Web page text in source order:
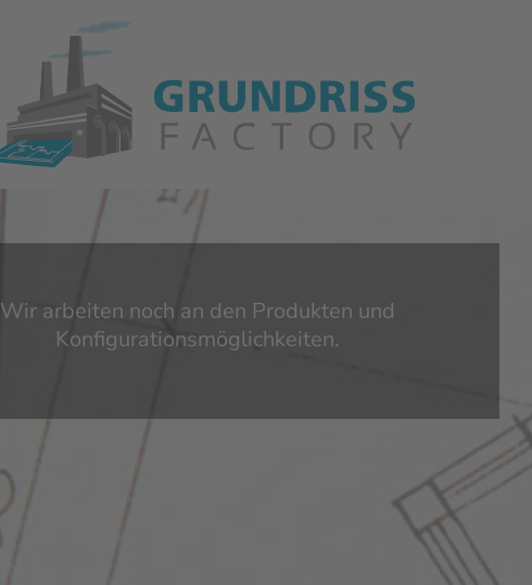
Wir arbeiten noch an den Produkten und
Konfigurationsmöglichkeiten.